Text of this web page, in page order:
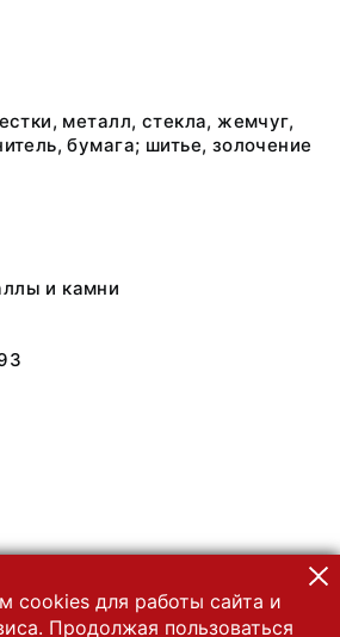
металл, стекла, жемчуг,
бумага; шитье, золочение
и камни
cookies для работы сайта и
Продолжая пользоваться